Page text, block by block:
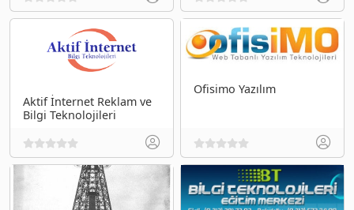
Aktif İnternet Reklam ve
Bilgi Teknolojileri
Ofisimo Yazılım